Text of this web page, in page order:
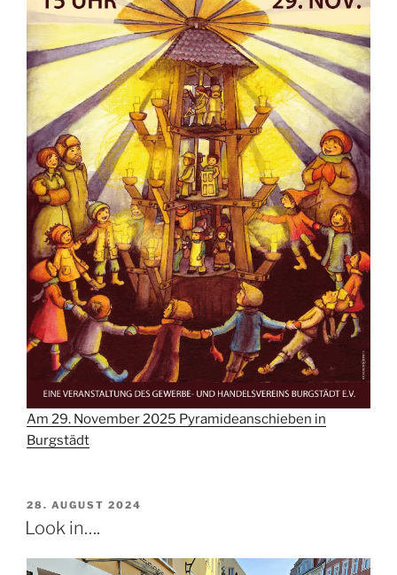
Am 29. November 2025 Pyramideanschieben in
Burgstädt
VERÖFFENTLICHT
AM
28. AUGUST 2024
Look in….